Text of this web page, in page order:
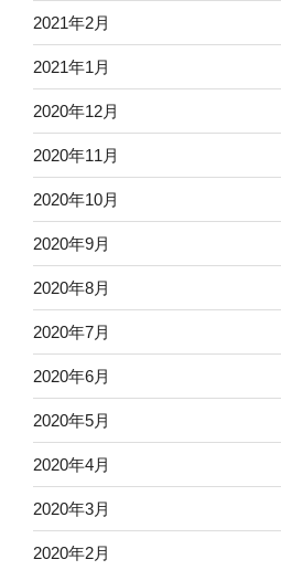
2021年2月
2021年1月
2020年12月
2020年11月
2020年10月
2020年9月
2020年8月
2020年7月
2020年6月
2020年5月
2020年4月
2020年3月
2020年2月